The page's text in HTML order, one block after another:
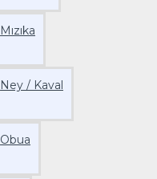
Mızıka
Ney / Kaval
Obua